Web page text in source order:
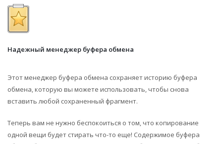
Надежный менеджер буфера обмена
Этот менеджер буфера обмена сохраняет историю буфера
обмена, которую вы можете использовать, чтобы снова
вставить любой сохраненный фрагмент.
Теперь вам не нужно беспокоиться о том, что копирование
одной вещи будет стирать что-то еще! Содержимое буфера